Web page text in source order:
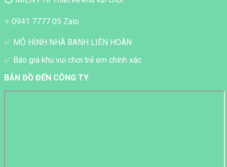
⭐ 0941 7777 05 Zalo
✅ MÔ HÌNH NHÀ BANH LIÊN HOÀN
✅ Báo giá khu vui chơi trẻ em chính xác
BẢN ĐỒ ĐẾN CÔNG TY